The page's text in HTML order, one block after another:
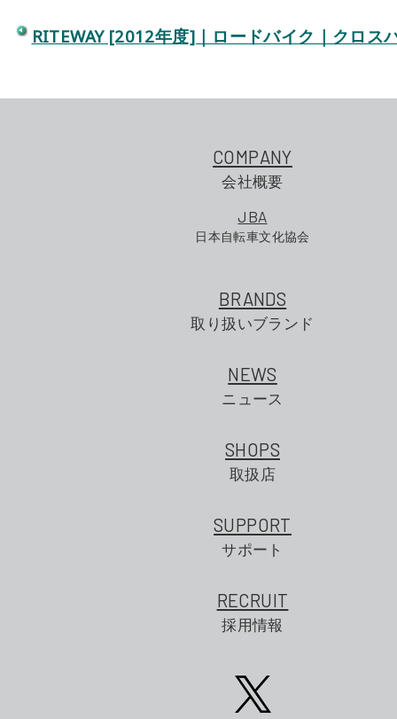
RITEWAY [2012年度]｜ロードバイク｜クロス
COMPANY
会社概要
JBA
日本自転車文化協会
BRANDS
取り扱いブランド
NEWS
ニュース
SHOPS
取扱店
SUPPORT
サポート
RECRUIT
採用情報